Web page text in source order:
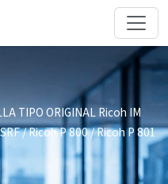
TIPO ORIGINAL Ricoh IM
/ Ricoh P 800 / Ricoh P 801